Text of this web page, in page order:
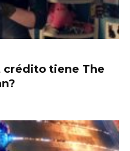
crédito tiene The